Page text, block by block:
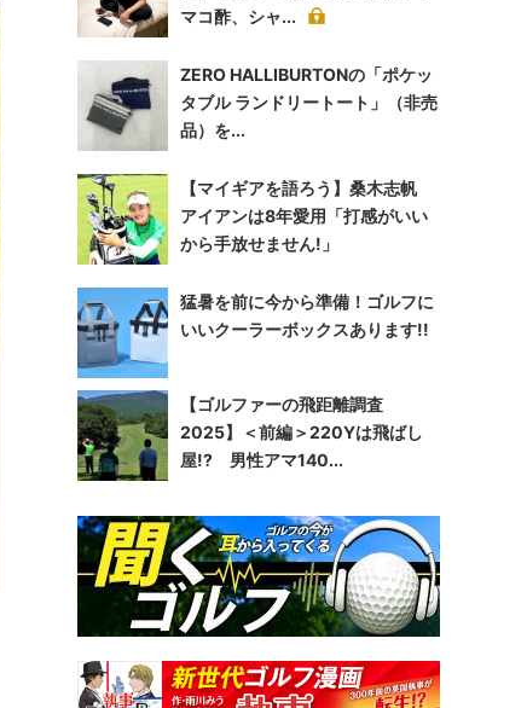
マコ酢、シャ...
ZERO HALLIBURTONの「ポケッ
タブル ランドリートート」（非売
品）を...
【マイギアを語ろう】桑木志帆
アイアンは8年愛用「打感がいい
から手放せません!」
猛暑を前に今から準備！ゴルフに
いいクーラーボックスあります!!
【ゴルファーの飛距離調査
2025】＜前編＞220Yは飛ばし
屋!? 男性アマ140...